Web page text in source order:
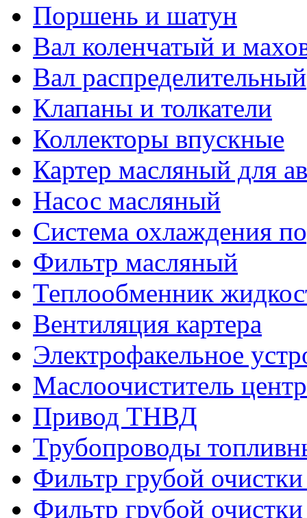
Поршень и шатун
Вал коленчатый и
Вал распределительный
Клапаны и толкатели
Коллекторы впускные
Картер масляный для
Насос масляный
Система охлаждения
Фильтр масляный
Теплообменник
Вентиляция картера
Электрофакельное
Маслоочиститель
Привод ТНВД
Трубопроводы
Фильтр грубой
Фильтр грубой